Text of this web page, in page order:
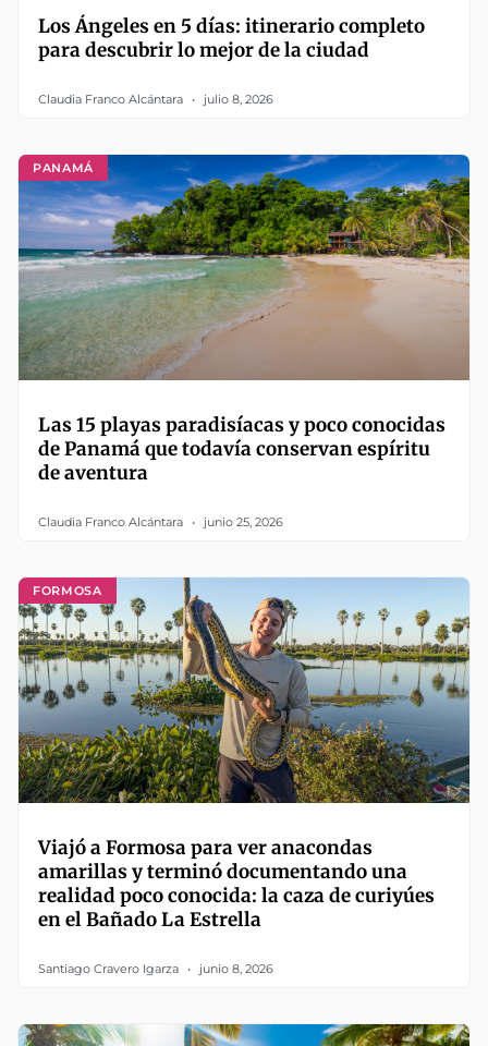
Los Ángeles en 5 días: itinerario completo
para descubrir lo mejor de la ciudad
Claudia Franco Alcántara julio 8, 2026
PANAMÁ
Las 15 playas paradisíacas y poco conocidas
de Panamá que todavía conservan espíritu
de aventura
Claudia Franco Alcántara junio 25, 2026
FORMOSA
Viajó a Formosa para ver anacondas
amarillas y terminó documentando una
realidad poco conocida: la caza de curiyúes
en el Bañado La Estrella
Santiago Cravero Igarza junio 8, 2026